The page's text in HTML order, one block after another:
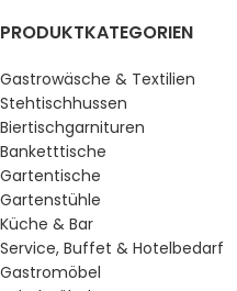
PRODUKTKATEGORIEN
Gastrowäsche & Textilien
Stehtischhussen
Biertischgarnituren
Banketttische
Gartentische
Gartenstühle
Küche & Bar
Service, Buffet & Hotelbedarf
Gastromöbel